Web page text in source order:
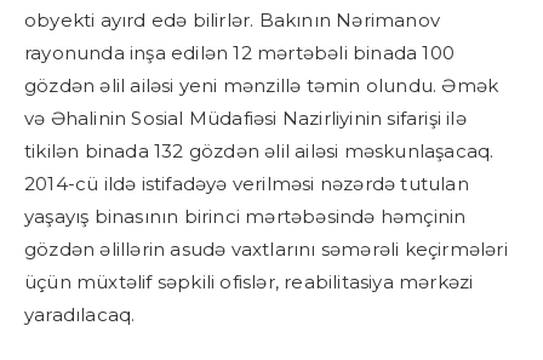
obyekti ayırd edə bilirlər. Bakının Nərimanov
rayonunda inşa edilən 12 mərtəbəli binada 100
gözdən əlil ailəsi yeni mənzillə təmin olundu. Əmək
və Əhalinin Sosial Müdafiəsi Nazirliyinin sifarişi ilə
tikilən binada 132 gözdən əlil ailəsi məskunlaşacaq.
2014-cü ildə istifadəyə verilməsi nəzərdə tutulan
yaşayış binasının birinci mərtəbəsində həmçinin
gözdən əlillərin asudə vaxtlarını səmərəli keçirmələri
üçün müxtəlif səpkili ofislər, reabilitasiya mərkəzi
yaradılacaq.